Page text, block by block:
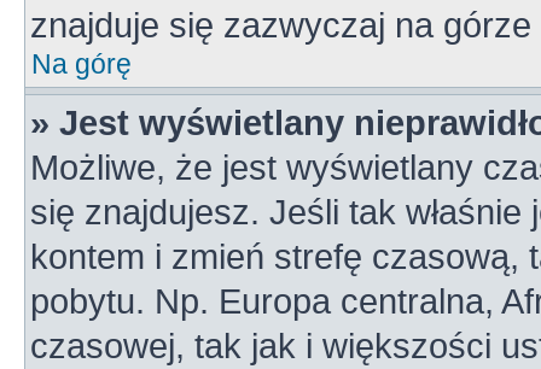
znajduje się zazwyczaj na
Na górę
» Jest wyświetlany
Możliwe, że jest wyświetlany
się znajdujesz. Jeśli tak
kontem i zmień strefę czasową,
pobytu. Np. Europa centralna,
czasowej, tak jak i większości